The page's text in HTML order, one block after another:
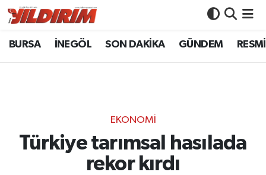
BURSA İNEGÖL SON DAKİKA GÜNDEM
EKONOMİ
Türkiye tarımsal hasılada
rekor kırdı
BURSA
GÜNDEM
RESMİ İLANLAR
Bursa Nöbetçi Eczaneler
Bursa Trafik Yoğunluk Haritası
Süper Lig Puan Durumu ve Fikstür